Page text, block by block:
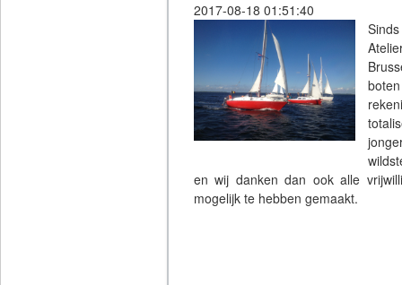
2017-08-18 01:51:40
en wij danken dan ook alle
mogelijk te hebben gemaakt.